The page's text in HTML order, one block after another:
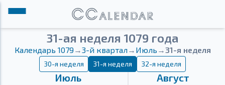
31-ая неделя 1079 года
Календарь 1079→3-й квартал→ Июль →31-я неделя
30-я неделя 31-я неделя 32-я неделя
Июль Август